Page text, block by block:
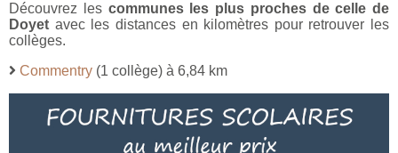
Découvrez les communes les plus proches de celle de
Doyet avec les distances en kilomètres pour retrouver les
collèges.
Commentry (1 collège) à 6,84 km